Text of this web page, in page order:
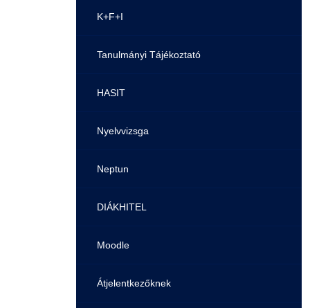
Átjelentkezés
Gyakori Kérdések
Pályaorientációs tanácsadás
MTMI Szakok
Sportolóként egyetemista
K+F+I
Tanulmányi Tájékoztató
HASIT
Nyelvvizsga
Neptun
DIÁKHITEL
Moodle
Átjelentkezőknek